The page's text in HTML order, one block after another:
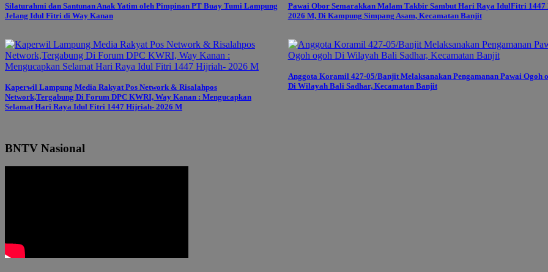
Silaturahmi dan Santunan Anak Yatim oleh Pimpinan PT Buay Tumi Lampung
Jelang Idul Fitri di Way Kanan
Pawai Obor Semarakkan Malam Takbir Sambut Hari Raya IdulFitri 1447
2026 M, Di Kampung Simpang Asam, Kecamatan Banjit
Kaperwil Lampung Media Rakyat Pos Network & Risalahpos
Network,Tergabung Di Forum DPC KWRI, Way Kanan : Mengucapkan
Selamat Hari Raya Idul Fitri 1447 Hijriah- 2026 M
Anggota Koramil 427-05/Banjit Melaksanakan Pengamanan Pawai Ogoh
Di Wilayah Bali Sadhar, Kecamatan Banjit
BNTV Nasional